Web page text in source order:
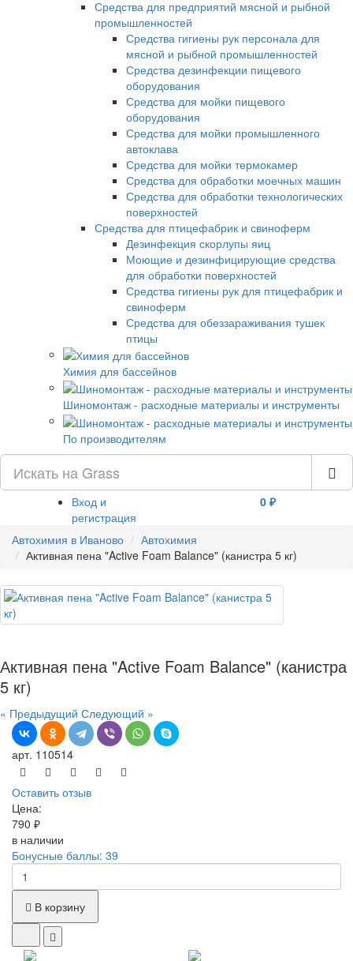
Средства для предприятий мясной и рыбной
промышленностей
Средства гигиены рук персонала для
мясной и рыбной промышленностей
Средства дезинфекции пищевого
оборудования
Средства для мойки пищевого
оборудования
Средства для мойки промышленного
автоклава
Средства для мойки термокамер
Средства для обработки моечных машин
Средства для обработки технологических
поверхностей
Средства для птицефабрик и свиноферм
Дезинфекция скорлупы яиц
Моющие и дезинфицирующие средства
для обработки поверхностей
Средства гигиены рук для птицефабрик и
свиноферм
Средства для обеззараживания тушек
птицы
Химия для бассейнов
Шиномонтаж - расходные материалы и инструменты
По производителям
Вход и
регистрация
0 ₽
Автохимия в Иваново
Автохимия
Активная пена "Active Foam Balance" (канистра 5 кг)
Активная пена "Active Foam Balance" (канистра
5 кг)
« Предыдущий Следующий »
арт. 110514
Оставить отзыв
Цена:
790 ₽
в наличии
Бонусные баллы: 39
В корзину